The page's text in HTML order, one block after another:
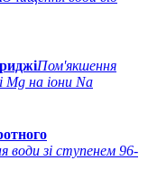
Пом'якшення
Mg на іони Na
води зі ступенем 96-